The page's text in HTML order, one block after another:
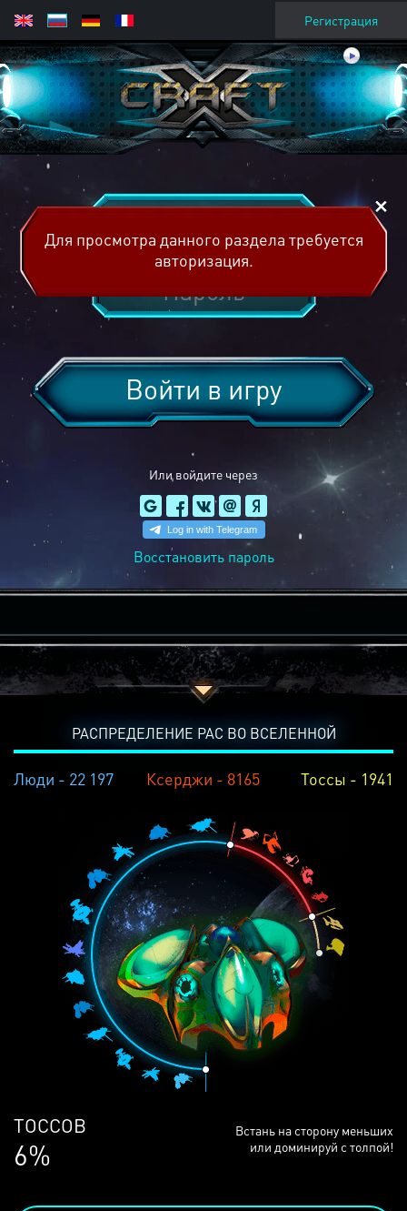
Регистрация
Или войдите через
Войти в игру
Восстановить пароль
Для просмотра данного раздела требуется
авторизация.
РАСПРЕДЕЛЕНИЕ РАС ВО ВСЕЛЕННОЙ
Люди - 22 197 Ксерджи - 8165 Тоссы - 1941
ЛЮДЕЙ
68%
Встань на сторону меньших
или доминируй с толпой!